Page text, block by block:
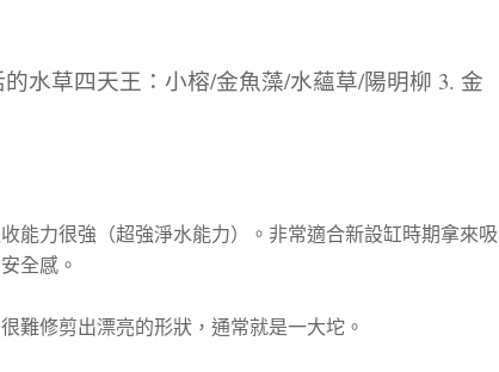
能力很強（超強淨水能力）。非常適合新設缸時期拿來吸
全感。
難修剪出漂亮的形狀，通常就是一大坨。